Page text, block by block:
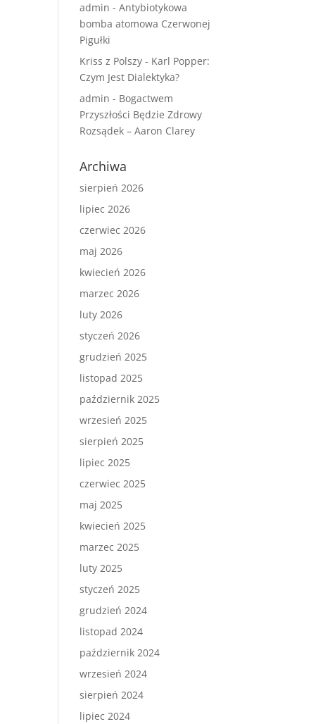
admin -Antybiotykowa
bomba atomowa Czerwonej
Pigułki
Kriss z Polszy - Karl Popper:
Czym Jest Dialektyka?
admin - Bogactwem
Przyszłości Będzie Zdrowy
Rozsądek – Aaron Clarey
Archiwa
sierpień 2026
lipiec 2026
czerwiec 2026
maj 2026
kwiecień 2026
marzec 2026
luty 2026
styczeń 2026
grudzień 2025
listopad 2025
październik 2025
wrzesień 2025
sierpień 2025
lipiec 2025
czerwiec 2025
maj 2025
kwiecień 2025
marzec 2025
luty 2025
styczeń 2025
grudzień 2024
listopad 2024
październik 2024
wrzesień 2024
sierpień 2024
lipiec 2024